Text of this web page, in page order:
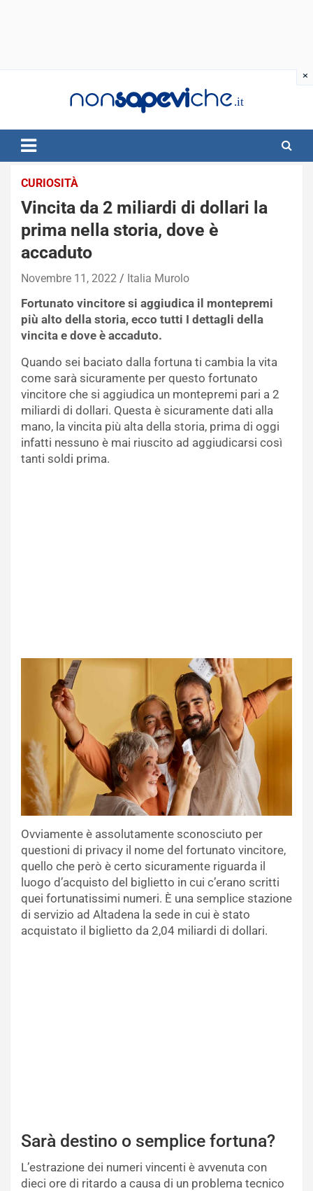
CURIOSITÀ
Vincita da 2 miliardi di dollari la
prima nella storia, dove è
accaduto
Novembre 11, 2022 Italia Murolo
Fortunato vincitore si aggiudica il montepremi
più alto della storia, ecco tutti I dettagli della
vincita e dove è accaduto.
Quando sei baciato dalla fortuna ti cambia la vita
come sarà sicuramente per questo fortunato
vincitore che si aggiudica un montepremi pari a 2
miliardi di dollari. Questa è sicuramente dati alla
mano, la vincita più alta della storia, prima di oggi
infatti nessuno è mai riuscito ad aggiudicarsi così
tanti soldi prima.
Ovviamente è assolutamente sconosciuto per
questioni di privacy il nome del fortunato vincitore,
quello che però è certo sicuramente riguarda il
luogo d’acquisto del biglietto in cui c’erano scritti
quei fortunatissimi numeri. È una semplice stazione
di servizio ad Altadena la sede in cui è stato
acquistato il biglietto da 2,04 miliardi di dollari.
Sarà destino o semplice fortuna?
L’estrazione dei numeri vincenti è avvenuta con
dieci ore di ritardo a causa di un problema tecnico